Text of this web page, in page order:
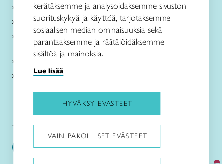
Me olemme Taito
Paikallinen toiminta
Verkkokaupat
Kirjaudu Arviin
Kirjaudu Taitocampukseen
Taitoliitto: Taito-lehti:
kerätäksemme ja analysoidaksemme sivuston
suorituskykyä ja käyttöä, tarjotaksemme
sosiaalisen median ominaisuuksia sekä
parantaaksemme ja räätälöidäksemme
sisältöä ja mainoksia.
Lue lisää
HYVÄKSY EVÄSTEET
VAIN PAKOLLISET EVÄSTEET